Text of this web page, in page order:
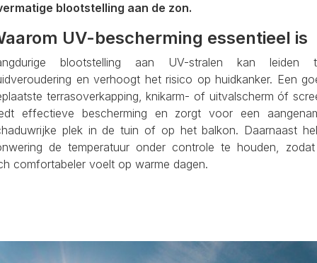
blootstelling aan de zon.
UV-bescherming essentieel is
blootstelling aan UV-stralen kan leiden
en verhoogt het risico op huidkanker. Een
terrasoverkapping, knikarm- of uitvalscherm óf
effectieve bescherming en zorgt voor een
plek in de tuin of op het balkon. Daarnaast
de temperatuur onder controle te houden,
comfortabeler voelt op warme dagen.